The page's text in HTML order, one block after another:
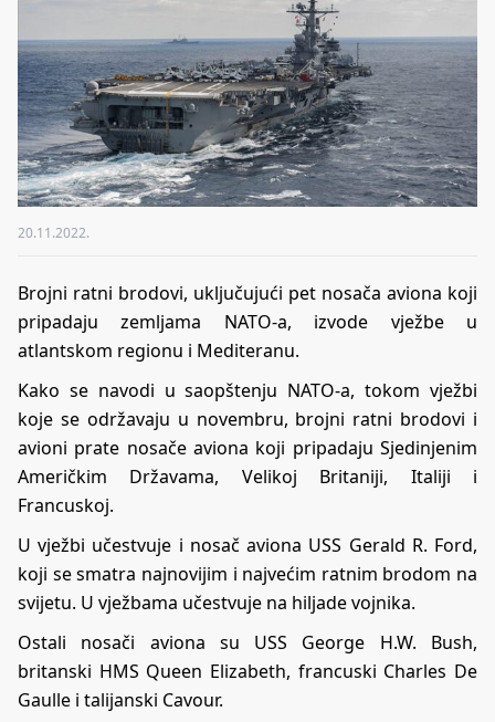
20.11.2022.
Brojni ratni brodovi, uključujući pet nosača aviona koji
pripadaju zemljama NATO-a, izvode vježbe u
atlantskom regionu i Mediteranu.
Kako se navodi u saopštenju NATO-a, tokom vježbi
koje se održavaju u novembru, brojni ratni brodovi i
avioni prate nosače aviona koji pripadaju Sjedinjenim
Američkim Državama, Velikoj Britaniji, Italiji i
Francuskoj.
U vježbi učestvuje i nosač aviona USS Gerald R. Ford,
koji se smatra najnovijim i najvećim ratnim brodom na
svijetu. U vježbama učestvuje na hiljade vojnika.
Ostali nosači aviona su USS George H.W. Bush,
britanski HMS Queen Elizabeth, francuski Charles De
Gaulle i talijanski Cavour.